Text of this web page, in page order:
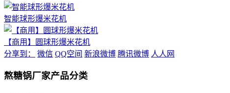
智能球形爆米花机
【商用】圆球形爆米花机
分享到：
微信 QQ空间 新浪微博 腾讯微博 人人网
熬糖锅厂家产品分类